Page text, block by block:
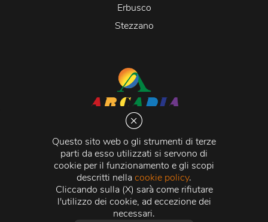
Questo sito web o gli strumenti di terze
parti da esso utilizzati si servono di
cookie per il funzionamento e gli scopi
descritti nellacookie policy.
Cliccando sulla (X) sarà come rifiutare
l'utilizzo dei cookie, ad eccezione dei
necessari.
Erbusco
Stezzano
Via Martiri della Libertà 20066 Melzo (MI)
C.C.I.A.A. - R.E.A di Milano n. 1427910
Registro delle Imprese di Milano n. 338392 -
Fiscale e Partita Iva11015840157 | Capitale Sociale
500.000,00 i.v.
Credits:Crea Informatica S.r.l. 2026 © Tutti i diritti
riservati.